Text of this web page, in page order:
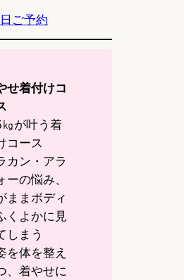
ご予約
せ着付けコ
㎏が叶う着
コース
カン・アラ
ーの悩み、
ままボディ
くよかに見
しまう
を体を整え
、着やせに